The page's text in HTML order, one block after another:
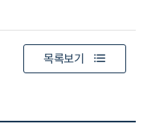
목록보기